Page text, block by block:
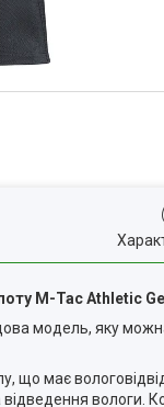
M-Tac Athletic
модель, яку
що має
вологи.